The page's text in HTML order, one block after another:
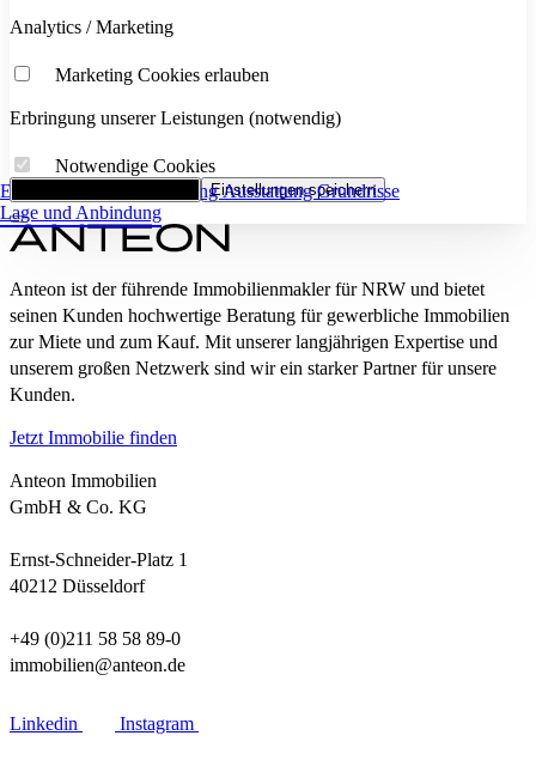
Eckdaten FlächenaufstellungAusstattungGrundrisse
Lage und Anbindung
Analytics / Marketing
Marketing Cookies erlauben
Erbringung unserer Leistungen (notwendig)
Notwendige Cookies
Einstellungen speichern
Anteon ist der führende Immobilienmakler für NRW und bietet
seinen Kunden hochwertige Beratung für gewerbliche Immobilien
zur Miete und zum Kauf. Mit unserer langjährigen Expertise und
unserem großen Netzwerk sind wir ein starker Partner für unsere
Kunden.
Jetzt Immobilie finden
Anteon Immobilien
GmbH & Co. KG
Ernst-Schneider-Platz 1
40212 Düsseldorf
+49 (0)211 58 58 89-0
immobilien@anteon.de
Linkedin Instagram